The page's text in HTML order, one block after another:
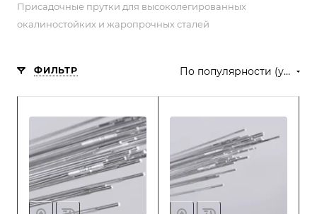
Присадочные прутки для высоколегированных
окалиностойких и жаропрочных сталей
ФИЛЬТР По популярности (убывание)